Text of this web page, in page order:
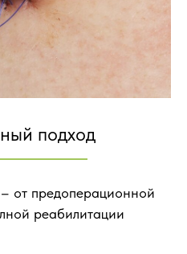
подход
от предоперационной
реабилитации